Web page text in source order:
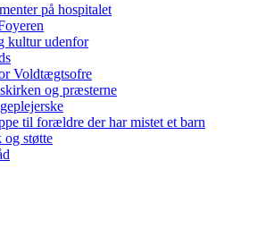
på hospitalet
kultur udenfor
Voldtægtsofre
og præsterne
til forældre der har mistet et barn
støtte